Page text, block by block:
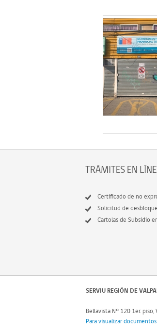
TRÁMITES EN
Certificado de no
Solicitud de
Cartolas de Subsidio
SERVIU REGIÓN DE
Bellavista N° 120 1er. piso,
Para visualizar documentos